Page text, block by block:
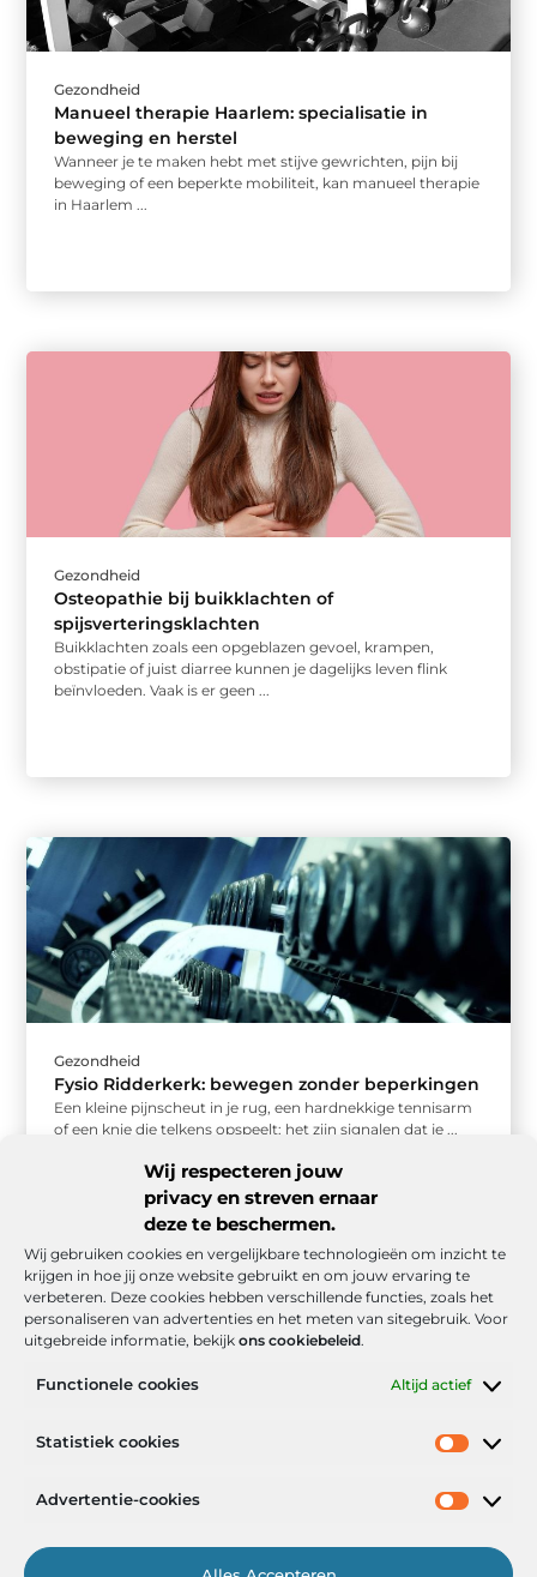
Wij respecteren jouw
privacy en streven ernaar
deze te beschermen.
Wij gebruiken cookies en vergelijkbare technologieën om inzicht te
krijgen in hoe jij onze website gebruikt en om jouw ervaring te
verbeteren. Deze cookies hebben verschillende functies, zoals het
personaliseren van advertenties en het meten van sitegebruik. Voor
uitgebreide informatie, bekijk ons cookiebeleid.
Functionele cookies Altijd actief
Statistiek cookies
Advertentie-cookies
Gezondheid
Manueel therapie Haarlem: specialisatie in
beweging en herstel
Wanneer je te maken hebt met stijve gewrichten, pijn bij
beweging of een beperkte mobiliteit, kan manueel therapie
in Haarlem ...
Gezondheid
Osteopathie bij buikklachten of
spijsverteringsklachten
Buikklachten zoals een opgeblazen gevoel, krampen,
obstipatie of juist diarree kunnen je dagelijks leven flink
beïnvloeden. Vaak is er geen ...
Gezondheid
Fysio Ridderkerk: bewegen zonder beperkingen
Een kleine pijnscheut in je rug, een hardnekkige tennisarm
of een knie die telkens opspeelt: het zijn signalen dat je ...
Onze informatie